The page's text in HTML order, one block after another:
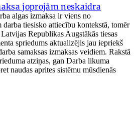
joprojām neskaidra
algas izmaksa ir viens no
tiesisko attiecību kontekstā, tomēr
Republikas Augstākās tiesas
spriedums aktualizējis jau iepriekš
samaksas izmaksas veidiem. Rakstā
atziņas, gan Darba likuma
naudas aprites sistēmu mūsdienās